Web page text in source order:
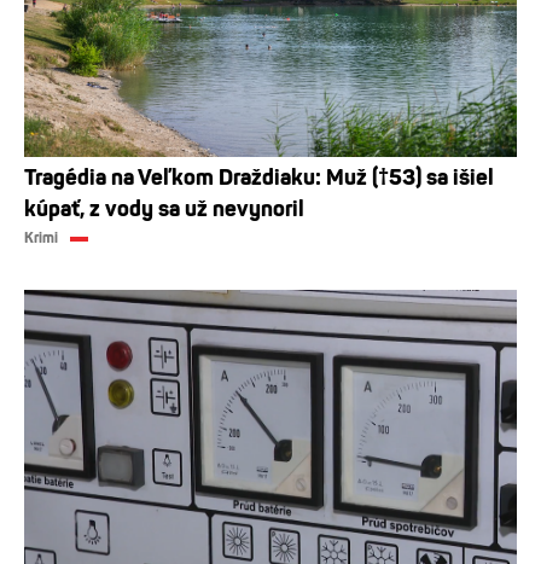
Tragédia na Veľkom Draždiaku: Muž (†53) sa išiel
kúpať, z vody sa už nevynoril
Krimi